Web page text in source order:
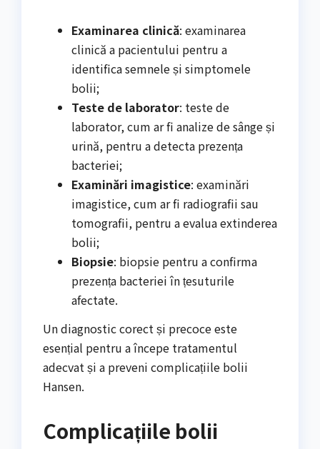
Examinarea clinică: examinarea
clinică a pacientului pentru a
identifica semnele și simptomele
bolii;
Teste de laborator: teste de
laborator, cum ar fi analize de sânge și
urină, pentru a detecta prezența
bacteriei;
Examinări imagistice: examinări
imagistice, cum ar fi radiografii sau
tomografii, pentru a evalua extinderea
bolii;
Biopsie: biopsie pentru a confirma
prezența bacteriei în țesuturile
afectate.
Un diagnostic corect și precoce este
esențial pentru a începe tratamentul
adecvat și a preveni complicațiile bolii
Hansen.
Complicațiile bolii